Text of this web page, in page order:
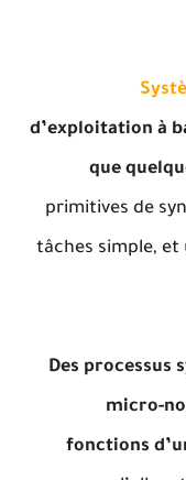
d’exploitation à
que
primitives de
tâches simple,
Des processus
micro-
fonctions